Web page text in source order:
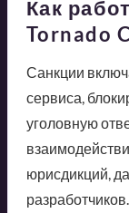
Как
Tornado
Санкции
сервиса,
уголовную
юрисдикций,